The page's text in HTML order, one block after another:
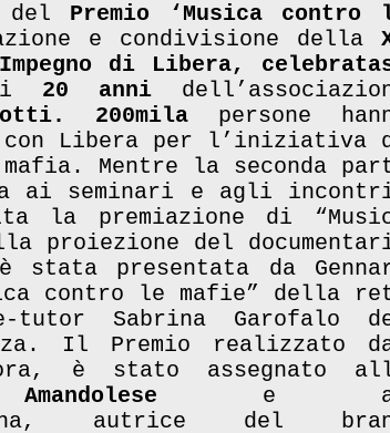
del Premio ‘Musica contro
e condivisione della
di Libera,
20 anni
200mila persone
con Libera per l’iniziativa
Mentre la seconda
ai seminari e agli
la premiazione di
proiezione del
presentata da
contro le mafie” della
Sabrina Garofalo
Il Premio realizzato
è stato assegnato
e
autrice del